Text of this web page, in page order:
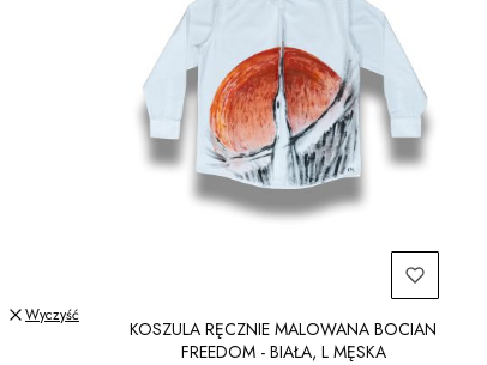
Wyczyść
KOSZULA RĘCZNIE MALOWANA BOCIAN
FREEDOM - BIAŁA, L MĘSKA